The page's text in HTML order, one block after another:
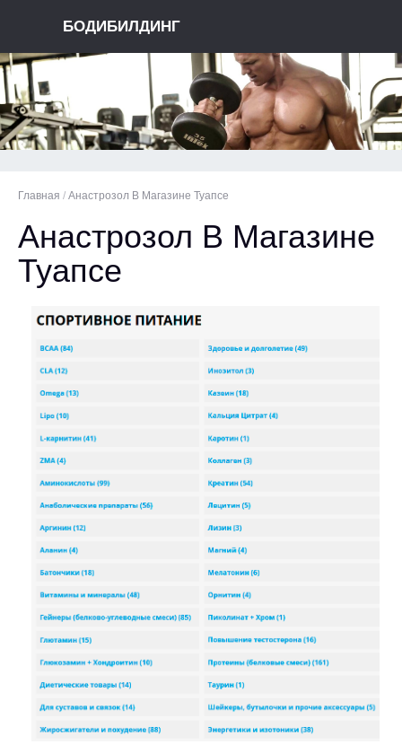
БОДИБИЛДИНГ
Главная / Анастрозол В Магазине Туапсе
Анастрозол В Магазине
Туапсе